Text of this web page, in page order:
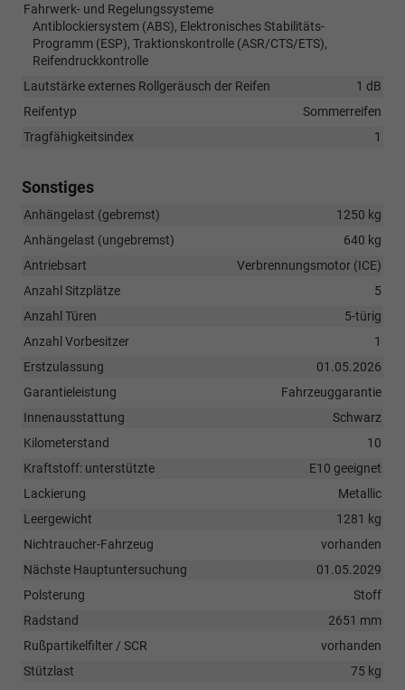
Fahrwerk- und Regelungssysteme
Antiblockiersystem (ABS), Elektronisches Stabilitäts-
Programm (ESP), Traktionskontrolle (ASR/CTS/ETS),
Reifendruckkontrolle
Lautstärke externes Rollgeräusch der Reifen
1 dB
Reifentyp
Sommerreifen
Tragfähigkeitsindex
1
Sonstiges
Anhängelast (gebremst)
1250 kg
Anhängelast (ungebremst)
640 kg
Antriebsart
Verbrennungsmotor (ICE)
Anzahl Sitzplätze
5
Anzahl Türen
5-türig
Anzahl Vorbesitzer
1
Erstzulassung
01.05.2026
Garantieleistung
Fahrzeuggarantie
Innenausstattung
Schwarz
Kilometerstand
10
Kraftstoff: unterstützte
E10 geeignet
Lackierung
Metallic
Leergewicht
1281 kg
Nichtraucher-Fahrzeug
vorhanden
Nächste Hauptuntersuchung
01.05.2029
Polsterung
Stoff
Radstand
2651 mm
Rußpartikelfilter / SCR
vorhanden
Stützlast
75 kg